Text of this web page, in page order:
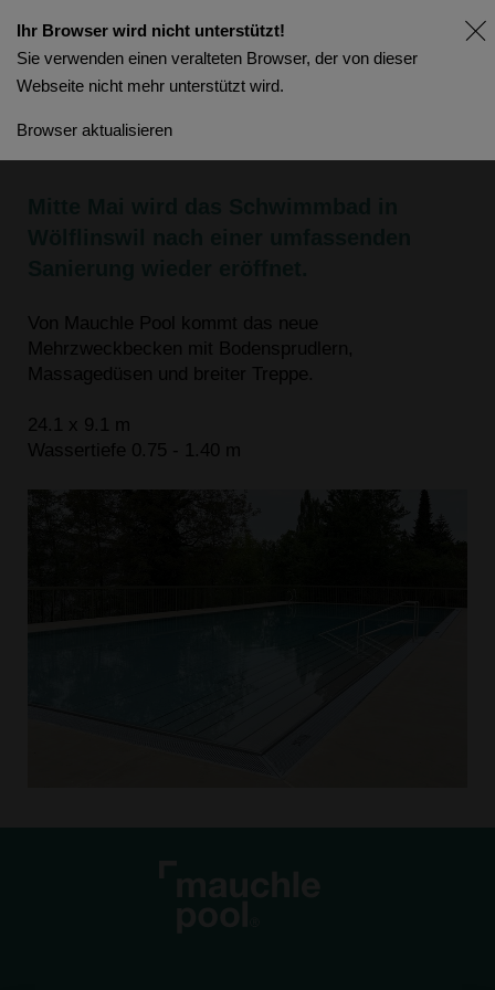
Wiedereröffnung
Schwimmbad «Huebmet»
Von Mauchle Pool kommt das neue
Mehrzweckbecken mit Bodensprudlern,
Massagedüsen und breiter Treppe.
24.1 x 9.1 m
Wassertiefe 0.75 - 1.40 m
Ihr Browser wird nicht unterstützt!
Sie verwenden einen veralteten Browser, der von dieser
Webseite nicht mehr unterstützt wird.
Browser aktualisieren